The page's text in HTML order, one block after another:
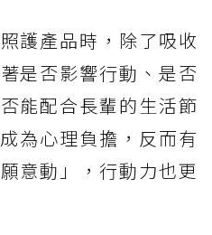
護產品時，除了吸收
是否影響行動、是否
能配合長輩的生活節
為心理負擔，反而有
意動」，行動力也更